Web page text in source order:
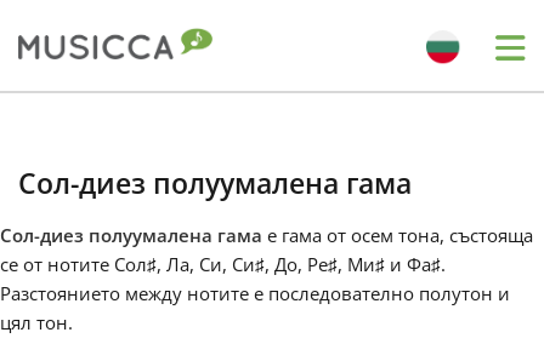
Български
Сол-диез полуумалена гама
Сол-диез полуумалена гама е гама от осем тона, състояща
се от нотите Сол♯, Ла, Си, Си♯, До, Ре♯, Ми♯ и Фа♯.
Разстоянието между нотите е последователно полутон и
цял тон.